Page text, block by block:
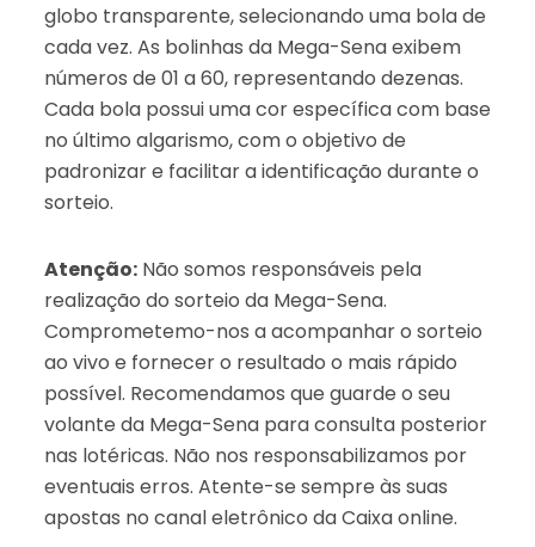
globo transparente, selecionando uma bola de
cada vez. As bolinhas da Mega-Sena exibem
números de 01 a 60, representando dezenas.
Cada bola possui uma cor específica com base
no último algarismo, com o objetivo de
padronizar e facilitar a identificação durante o
sorteio.
Atenção:Não somos responsáveis pela
realização do sorteio da Mega-Sena.
Comprometemo-nos a acompanhar o sorteio
ao vivo e fornecer o resultado o mais rápido
possível. Recomendamos que guarde o seu
volante da Mega-Sena para consulta posterior
nas lotéricas. Não nos responsabilizamos por
eventuais erros. Atente-se sempre às suas
apostas no canal eletrônico da Caixa online.